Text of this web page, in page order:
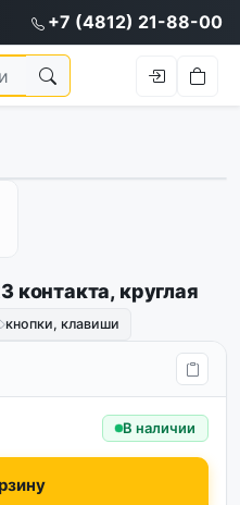
+7 (4812) 21-88-00
контакта, круглая
кнопки, клавиши
В наличии